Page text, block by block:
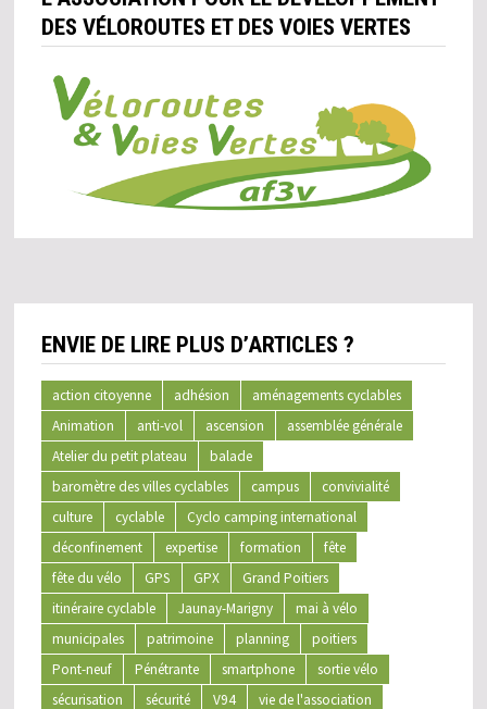
DES VÉLOROUTES ET DES VOIES VERTES
ENVIE DE LIRE PLUS D’ARTICLES ?
action citoyenne adhésion
aménagements cyclables
Animation
anti-vol ascension
assemblée générale
Atelier du petit plateau
balade
baromètre des villes cyclables
campus
convivialité
culture
cyclable
Cyclo camping international
déconfinement
expertise formation
fête
fête du vélo
GPS GPX
Grand Poitiers
itinéraire cyclable
Jaunay-Marigny
mai à vélo
municipales
patrimoine planning
poitiers
Pont-neuf
Pénétrante smartphone
sortie vélo
sécurisation
sécurité V94 vie de l'association